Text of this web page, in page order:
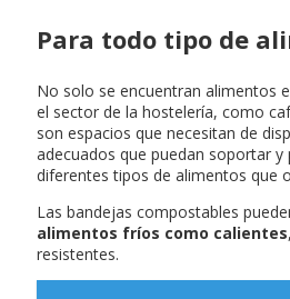
Para todo tipo de
No solo se encuentran alimentos
el sector de la hostelería, como
son espacios que necesitan de
adecuados que puedan soportar y
diferentes tipos de alimentos que
Las bandejas compostables
alimentos fríos como calientes
resistentes.